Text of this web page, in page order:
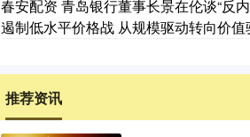
春安配资 青岛银行董事长景在伦谈“反内
遏制低水平价格战 从规模驱动转向价值
推荐资讯